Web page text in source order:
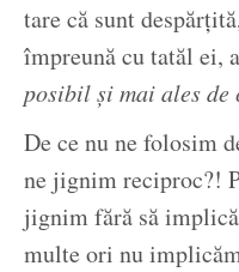
tare că sunt
împreună cu tatăl ei,
posibil și mai ales de
De ce nu ne folosim
ne jignim reciproc?!
jignim fără să
multe ori nu